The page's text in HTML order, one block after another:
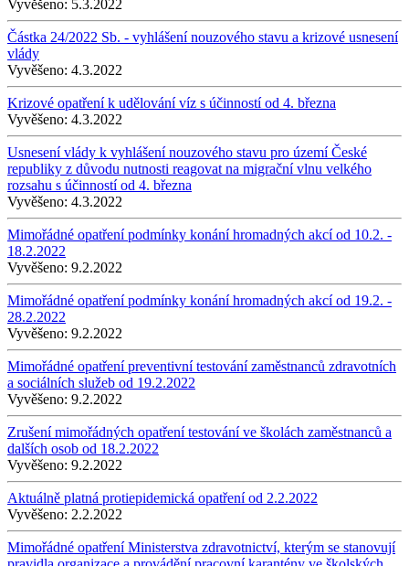
Vyvěšeno: 5.3.2022
Částka 24/2022 Sb. - vyhlášení nouzového stavu a krizové usnesení
vlády
Vyvěšeno: 4.3.2022
Krizové opatření k udělování víz s účinností od 4. března
Vyvěšeno: 4.3.2022
Usnesení vlády k vyhlášení nouzového stavu pro území České
republiky z důvodu nutnosti reagovat na migrační vlnu velkého
rozsahu s účinností od 4. března
Vyvěšeno: 4.3.2022
Mimořádné opatření podmínky konání hromadných akcí od 10.2. -
18.2.2022
Vyvěšeno: 9.2.2022
Mimořádné opatření podmínky konání hromadných akcí od 19.2. -
28.2.2022
Vyvěšeno: 9.2.2022
Mimořádné opatření preventivní testování zaměstnanců zdravotních
a sociálních služeb od 19.2.2022
Vyvěšeno: 9.2.2022
Zrušení mimořádných opatření testování ve školách zaměstnanců a
dalších osob od 18.2.2022
Vyvěšeno: 9.2.2022
Aktuálně platná protiepidemická opatření od 2.2.2022
Vyvěšeno: 2.2.2022
Mimořádné opatření Ministerstva zdravotnictví, kterým se stanovují